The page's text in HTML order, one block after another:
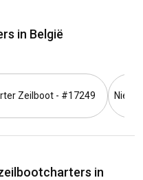
in België
Zeilboot - #17249
in